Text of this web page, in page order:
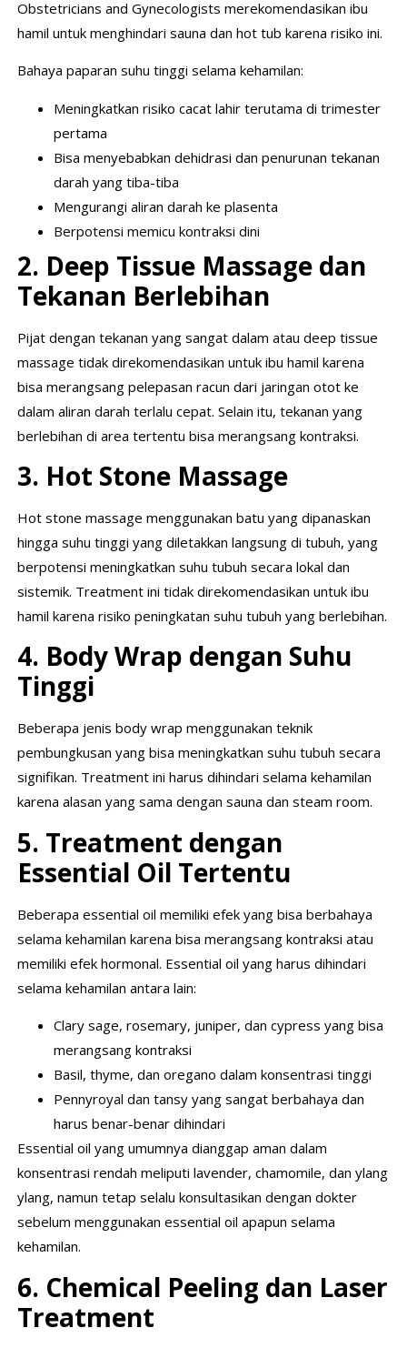
Obstetricians and Gynecologists merekomendasikan ibu
hamil untuk menghindari sauna dan hot tub karena risiko ini.
Bahaya paparan suhu tinggi selama kehamilan:
Meningkatkan risiko cacat lahir terutama di trimester
pertama
Bisa menyebabkan dehidrasi dan penurunan tekanan
darah yang tiba-tiba
Mengurangi aliran darah ke plasenta
Berpotensi memicu kontraksi dini
2. Deep Tissue Massage dan
Tekanan Berlebihan
Pijat dengan tekanan yang sangat dalam atau deep tissue
massage tidak direkomendasikan untuk ibu hamil karena
bisa merangsang pelepasan racun dari jaringan otot ke
dalam aliran darah terlalu cepat. Selain itu, tekanan yang
berlebihan di area tertentu bisa merangsang kontraksi.
3. Hot Stone Massage
Hot stone massage menggunakan batu yang dipanaskan
hingga suhu tinggi yang diletakkan langsung di tubuh, yang
berpotensi meningkatkan suhu tubuh secara lokal dan
sistemik. Treatment ini tidak direkomendasikan untuk ibu
hamil karena risiko peningkatan suhu tubuh yang berlebihan.
4. Body Wrap dengan Suhu
Tinggi
Beberapa jenis body wrap menggunakan teknik
pembungkusan yang bisa meningkatkan suhu tubuh secara
signifikan. Treatment ini harus dihindari selama kehamilan
karena alasan yang sama dengan sauna dan steam room.
5. Treatment dengan
Essential Oil Tertentu
Beberapa essential oil memiliki efek yang bisa berbahaya
selama kehamilan karena bisa merangsang kontraksi atau
memiliki efek hormonal. Essential oil yang harus dihindari
selama kehamilan antara lain:
Clary sage, rosemary, juniper, dan cypress yang bisa
merangsang kontraksi
Basil, thyme, dan oregano dalam konsentrasi tinggi
Pennyroyal dan tansy yang sangat berbahaya dan
harus benar-benar dihindari
Essential oil yang umumnya dianggap aman dalam
konsentrasi rendah meliputi lavender, chamomile, dan ylang
ylang, namun tetap selalu konsultasikan dengan dokter
sebelum menggunakan essential oil apapun selama
kehamilan.
6. Chemical Peeling dan Laser
Treatment